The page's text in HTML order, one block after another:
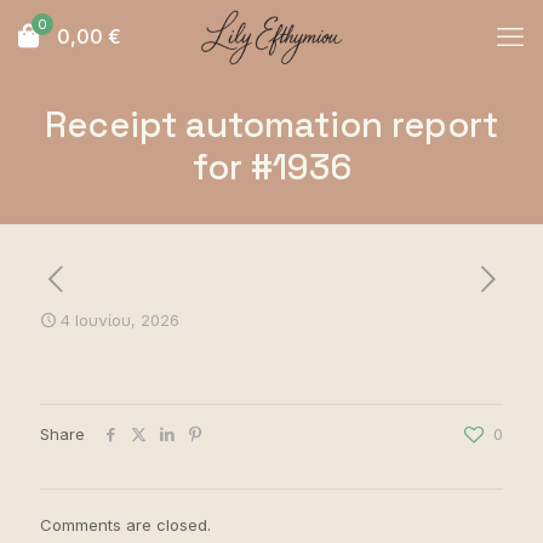
0 0,00 €
Receipt automation report
for #1936
4 Ιουνίου, 2026
Share 0
Comments are closed.